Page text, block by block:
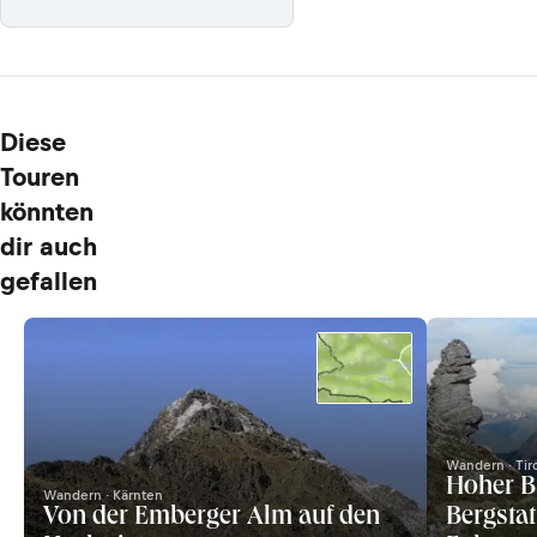
Diese
Touren
könnten
dir auch
gefallen
Wandern · Kärnten
Von der Emberger Alm auf den
Wandern ·
Hoher